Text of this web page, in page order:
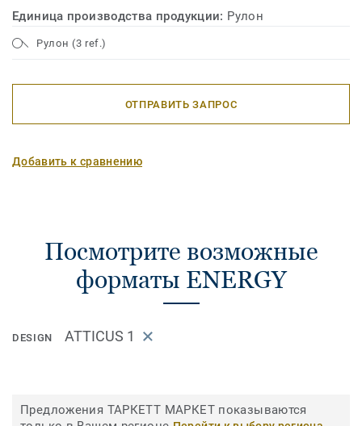
Единица производства продукции: Рулон
Рулон (3 ref.)
ОТПРАВИТЬ ЗАПРОС
Добавить к сравнению
Посмотрите возможные
форматы ENERGY
DESIGN ATTICUS 1
Предложения ТАРКЕТТ МАРКЕТ показываются